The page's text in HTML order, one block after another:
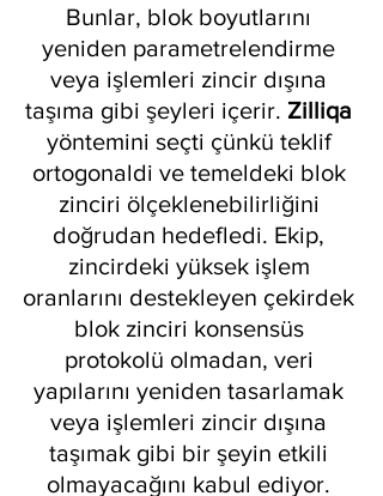
Bunlar, blok boyutlarını
yeniden parametrelendirme
veya işlemleri zincir dışına
taşıma gibi şeyleri içerir. Zilliqa
yöntemini seçti çünkü teklif
ortogonaldi ve temeldeki blok
zinciri ölçeklenebilirliğini
doğrudan hedefledi. Ekip,
zincirdeki yüksek işlem
oranlarını destekleyen çekirdek
blok zinciri konsensüs
protokolü olmadan, veri
yapılarını yeniden tasarlamak
veya işlemleri zincir dışına
taşımak gibi bir şeyin etkili
olmayacağını kabul ediyor.